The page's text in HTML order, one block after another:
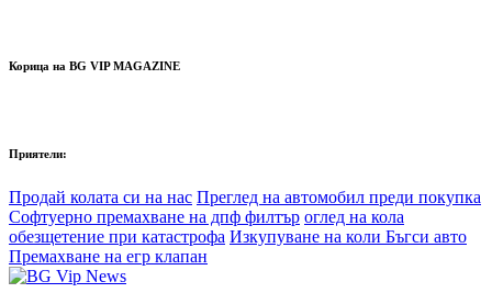
Корица на BG VIP MAGAZINE
Приятели:
Продай колата си на нас Преглед на автомобил преди покупка
Софтуерно премахване на дпф филтър оглед на кола
обезщетение при катастрофа Изкупуване на коли Бъгси авто
Премахване на егр клапан